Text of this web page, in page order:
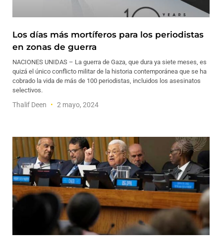
Los días más mortíferos para los periodistas
en zonas de guerra
NACIONES UNIDAS – La guerra de Gaza, que dura ya siete meses, es
quizá el único conflicto militar de la historia contemporánea que se ha
cobrado la vida de más de 100 periodistas, incluidos los asesinatos
selectivos.
Thalif Deen 2 mayo, 2024